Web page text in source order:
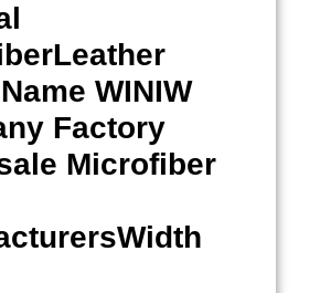
WINIW
Factory
Microfiber